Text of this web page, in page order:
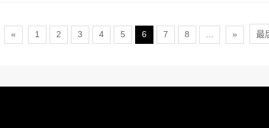
« 1 2 3 4 5 6 7 8 ... » 最